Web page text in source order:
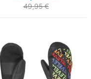
49,95 €